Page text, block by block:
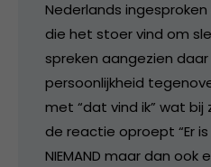
Nederlands
die het stoer vind om
spreken aangezien
persoonlijkheid
met “dat vind ik” wat
de reactie oproept “Er
NIEMAND maar dan ook